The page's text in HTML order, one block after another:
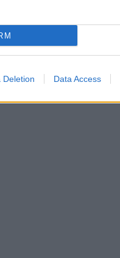
Deletion Data Access